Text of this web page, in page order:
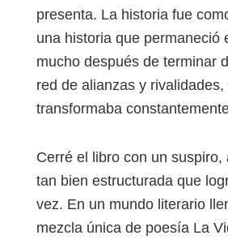
presenta. La historia fue
una historia que permaneció
mucho después de terminar
red de alianzas y
transformaba
Cerré el libro con un
tan bien estructurada que
vez. En un mundo literario
mezcla única de poesía La